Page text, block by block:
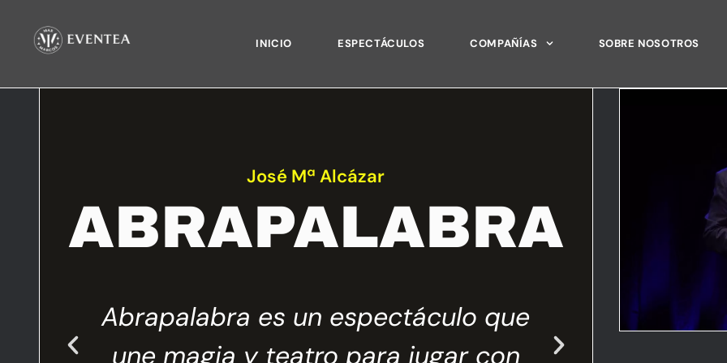
INICIO ESPECTÁCULOS COMPAÑÍAS SOBRE NOSOTROS
José Mª Alcázar
ABRAPALABRA
Abrapalabra es un espectáculo que
une magia y teatro para jugar con
A través del